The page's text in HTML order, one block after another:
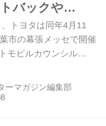
バックや
られる！
トヨタは同年4月11
市の幕張メッセで開催
モビルカウンシル
COUNCIL）」に出展
容を発表した。
ーマガジン編集部